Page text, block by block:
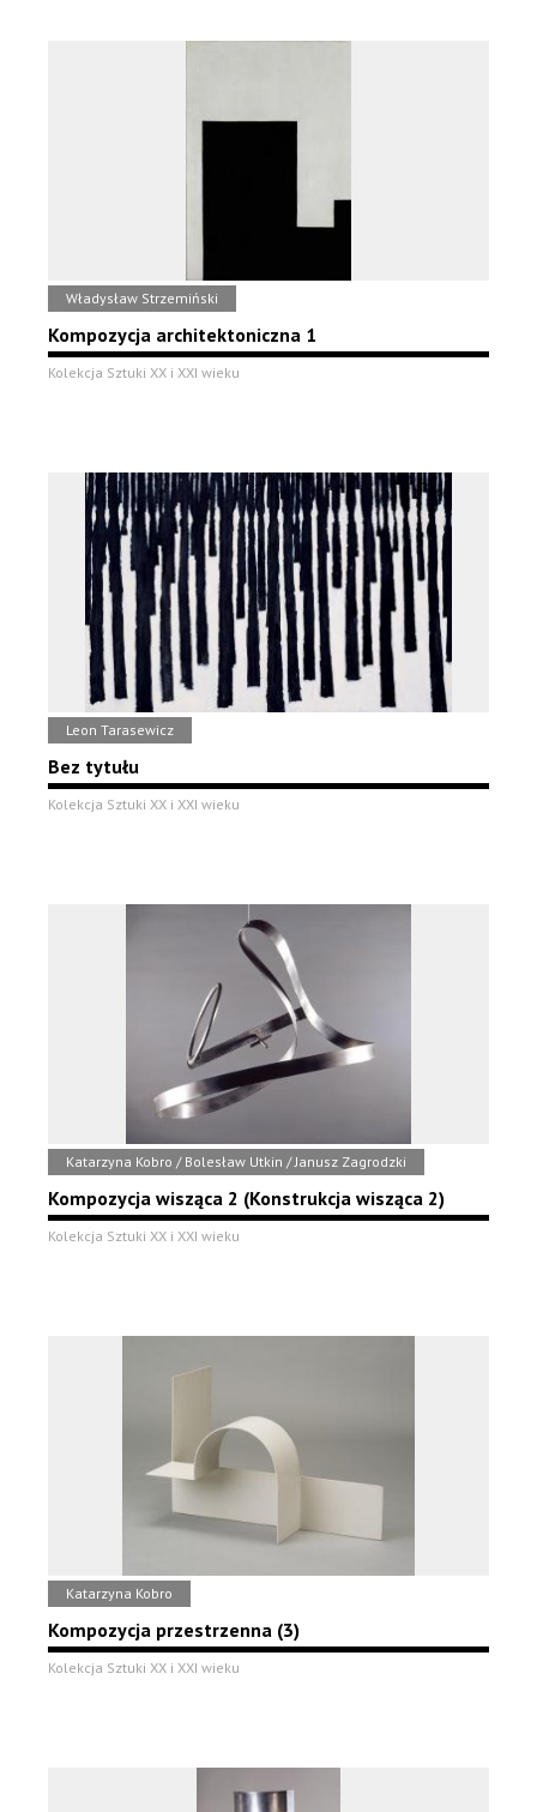
Władysław Strzemiński
Kompozycja architektoniczna 1
Kolekcja Sztuki XX i XXI wieku
Leon Tarasewicz
Bez tytułu
Kolekcja Sztuki XX i XXI wieku
Katarzyna Kobro / Bolesław Utkin / Janusz Zagrodzki
Kompozycja wisząca 2 (Konstrukcja wisząca 2)
Kolekcja Sztuki XX i XXI wieku
Katarzyna Kobro
Kompozycja przestrzenna (3)
Kolekcja Sztuki XX i XXI wieku